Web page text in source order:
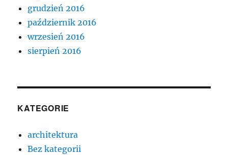
grudzień 2016
październik 2016
wrzesień 2016
sierpień 2016
KATEGORIE
architektura
Bez kategorii